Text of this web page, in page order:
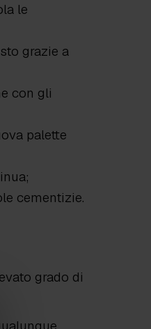
le
grazie a
con gli
palette
cementizie.
grado di